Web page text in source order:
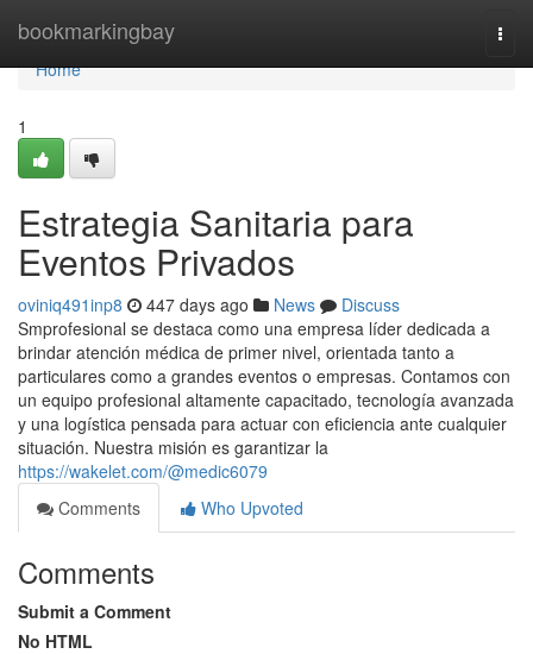
bookmarkingbay
Home
Home
1
Estrategia Sanitaria para
Eventos Privados
oviniq491inp8 447 days ago News
Discuss
Smprofesional se destaca como una empresa líder dedicada a
brindar atención médica de primer nivel, orientada tanto a
particulares como a grandes eventos o empresas. Contamos con
un equipo profesional altamente capacitado, tecnología avanzada
y una logística pensada para actuar con eficiencia ante cualquier
situación. Nuestra misión es garantizar la
https://wakelet.com/@medic6079
Comments
Who Upvoted
Comments
Submit a Comment
No HTML